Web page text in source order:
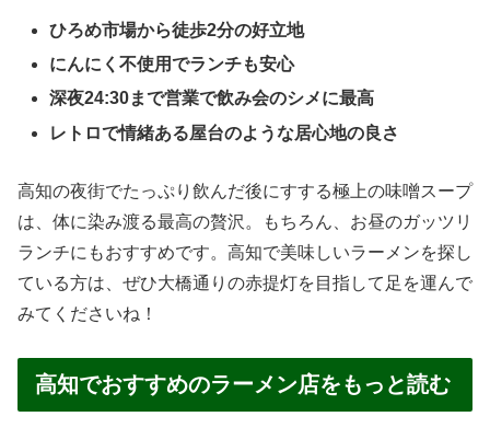
ひろめ市場から徒歩2分の好立地
にんにく不使用でランチも安心
深夜24:30まで営業で飲み会のシメに最高
レトロで情緒ある屋台のような居心地の良さ
高知の夜街でたっぷり飲んだ後にすする極上の味噌スープ
は、体に染み渡る最高の贅沢。もちろん、お昼のガッツリ
ランチにもおすすめです。高知で美味しいラーメンを探し
ている方は、ぜひ大橋通りの赤提灯を目指して足を運んで
みてくださいね！
高知でおすすめのラーメン店をもっと読む